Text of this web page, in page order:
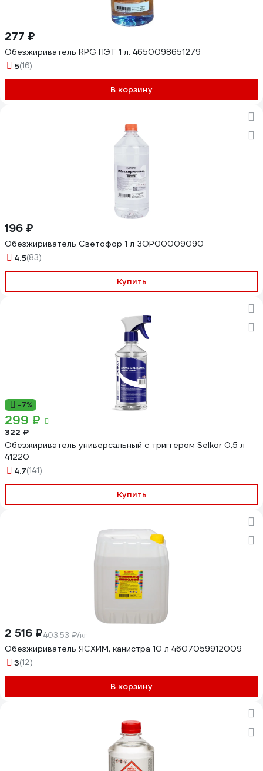
277 ₽
Обезжириватель RPG ПЭТ 1 л. 4650098651279
5(16)
В корзину
196 ₽
Обезжириватель Светофор 1 л ЗОР00009090
4.5(83)
Купить
-7%
299 ₽
322 ₽
Обезжириватель универсальный с триггером Selkor 0,5 л
41220
4.7(141)
Купить
2 516 ₽403.53 ₽/кг
Обезжириватель ЯСХИМ, канистра 10 л 4607059912009
3(12)
В корзину